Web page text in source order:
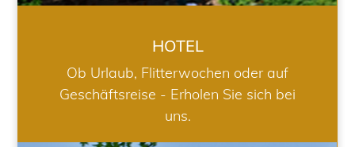
HOTEL
Ob Urlaub, Flitterwochen oder auf
Geschäftsreise - Erholen Sie sich bei
uns.